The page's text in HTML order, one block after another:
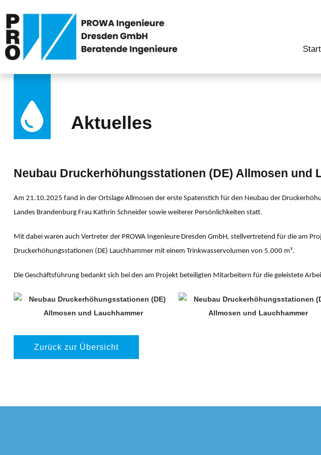
Start
Aktuelles
Neubau Druckerhöhungsstationen (DE) Allmosen und
Am 21.10.2025 fand in der Ortslage Allmosen der erste Spatenstich für den Neubau der
Landes Brandenburg Frau Kathrin Schneider sowie weiterer Persönlichkeiten statt.
Mit dabei waren auch Vertreter der PROWA Ingenieure Dresden GmbH, stellvertretend für die am
Druckerhöhungsstationen (DE) Lauchhammer mit einem Trinkwasservolumen von 5.000 m³.
Die Geschäftsführung bedankt sich bei den am Projekt beteiligten Mitarbeitern für die geleistete
Zurück zur Übersicht